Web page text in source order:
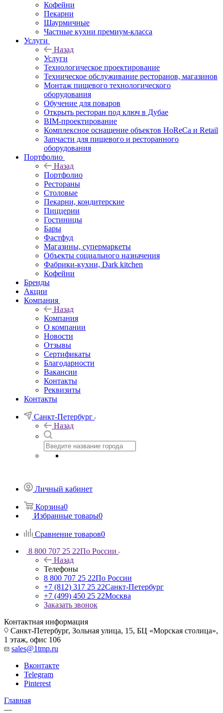
Кофейни
Пекарни
Шаурмичные
Частные кухни премиум-класса
Услуги
Назад
Услуги
Технологическое проектирование
Техническое обслуживание ресторанов, магазинов
Монтаж пищевого технологического
оборудования
Обучение для поваров
Открыть ресторан под ключ в Дубае
BIM-проектирование
Комплексное оснащение объектов HoReCa и Retail
Запчасти для пищевого и ресторанного
оборудования
Портфолио
Назад
Портфолио
Рестораны
Столовые
Пекарни, кондитерские
Пиццерии
Гостиницы
Бары
Фастфуд
Магазины, супермаркеты
Объекты социального назначения
Фабрики-кухни, Dark kitchen
Кофейни
Бренды
Акции
Компания
Назад
Компания
О компании
Новости
Отзывы
Сертификаты
Благодарности
Вакансии
Контакты
Реквизиты
Контакты
Санкт-Петербург
Назад
Личный кабинет
Корзина0
Избранные товары0
Сравнение товаров0
8 800 707 25 22По России
Назад
Телефоны
8 800 707 25 22По России
+7 (812) 317 25 22Санкт-Петербург
+7 (499) 450 25 22Москва
Заказать звонок
Контактная информация
Санкт-Петербург, Зольная улица, 15, БЦ «Морская столица»,
1 этаж, офис 106
sales@1tmp.ru
Вконтакте
Telegram
Pinterest
Главная
—